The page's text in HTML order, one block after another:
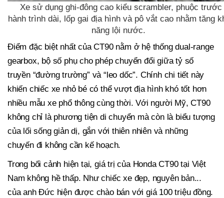
Xe sử dụng ghi-đông cao kiểu scrambler, phuộc trước
hành trình dài, lốp gai địa hình và pô vắt cao nhằm tăng
năng lội nước.
Điểm đặc biệt nhất của CT90 nằm ở hệ thống dual-range
gearbox, bộ số phụ cho phép chuyển đổi giữa tỷ số
truyền “đường trường” và “leo dốc”. Chính chi tiết này
khiến chiếc xe nhỏ bé có thể vượt địa hình khó tốt hơn
nhiều mẫu xe phổ thông cùng thời. Với người Mỹ, CT90
không chỉ là phương tiện di chuyển mà còn là biểu tượng
của lối sống giản dị, gắn với thiên nhiên và những
chuyến đi không cần kế hoạch.
Trong bối cảnh hiện tại, giá trị của Honda CT90 tại Việt
Nam không hề thấp. Như chiếc xe đẹp, nguyên bản...
của anh Đức hiện được chào bán với giá 100 triệu đồng.